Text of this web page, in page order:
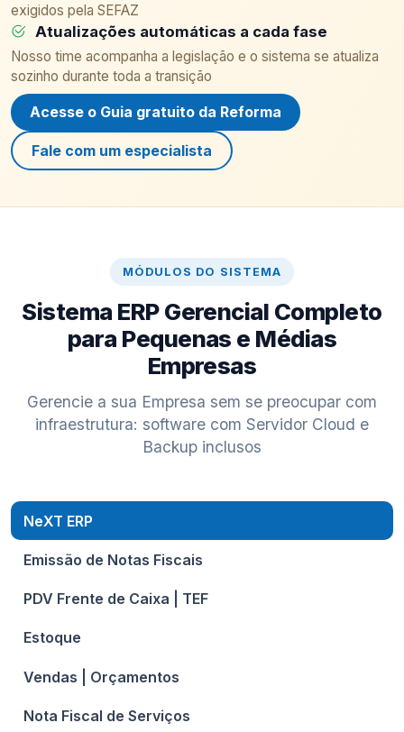
exigidos pela SEFAZ
Atualizações automáticas a cada fase
Nosso time acompanha a legislação e o sistema se atualiza
sozinho durante toda a transição
Acesse o Guia gratuito da Reforma
Fale com um especialista
MÓDULOS DO SISTEMA
Sistema ERP Gerencial Completo
para Pequenas e Médias
Empresas
Gerencie a sua Empresa sem se preocupar com
infraestrutura: software com Servidor Cloud e
Backup inclusos
NeXT ERP
Emissão de Notas Fiscais
PDV Frente de Caixa | TEF
Estoque
Vendas | Orçamentos
Nota Fiscal de Serviços